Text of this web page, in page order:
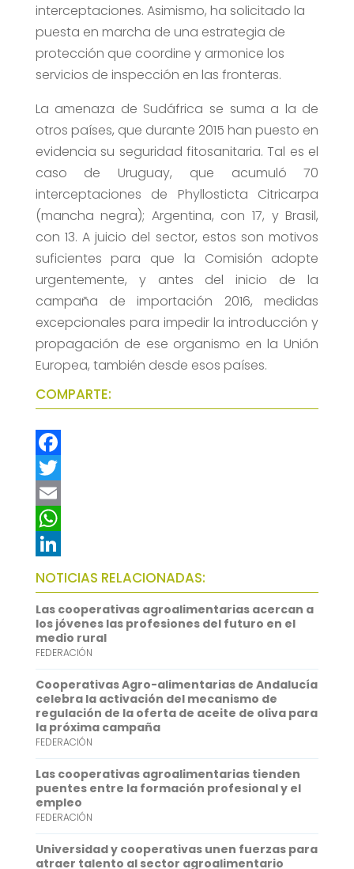
interceptaciones. Asimismo, ha solicitado la
puesta en marcha de una estrategia de
protección que coordine y armonice los
servicios de inspección en las fronteras.
La amenaza de Sudáfrica se suma a la de
otros países, que durante 2015 han puesto en
evidencia su seguridad fitosanitaria. Tal es el
caso de Uruguay, que acumuló 70
interceptaciones de Phyllosticta Citricarpa
(mancha negra); Argentina, con 17, y Brasil,
con 13. A juicio del sector, estos son motivos
suficientes para que la Comisión adopte
urgentemente, y antes del inicio de la
campaña de importación 2016, medidas
excepcionales para impedir la introducción y
propagación de ese organismo en la Unión
Europea, también desde esos países.
COMPARTE:
F
a
c
e
b
o
o
k
T
w
t
t
e
r
E
m
a
i
l
W
h
a
t
s
A
p
p
L
i
n
k
e
d
I
n
NOTICIAS RELACIONADAS:
Las cooperativas agroalimentarias acercan a
los jóvenes las profesiones del futuro en el
medio rural
FEDERACIÓN
Cooperativas Agro-alimentarias de Andalucía
celebra la activación del mecanismo de
regulación de la oferta de aceite de oliva para
la próxima campaña
FEDERACIÓN
Las cooperativas agroalimentarias tienden
puentes entre la formación profesional y el
empleo
FEDERACIÓN
Universidad y cooperativas unen fuerzas para
atraer talento al sector agroalimentario